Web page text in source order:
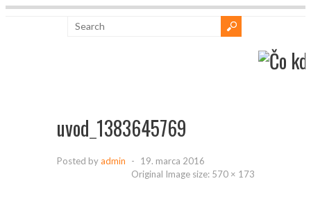
uvod_1383645769
Posted byadmin -
19. marca 2016
Original Image size: 570 × 173